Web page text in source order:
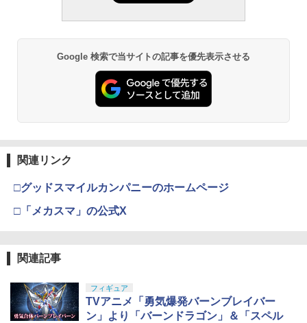
Google 検索で当サイトの記事を優先表示させる
関連リンク
□グッドスマイルカンパニーのホームページ
□「メカスマ」の公式X
関連記事
フィギュア
TVアニメ「勇気爆発バーンブレイバー
ン」より「バーンドラゴン」＆「スペル